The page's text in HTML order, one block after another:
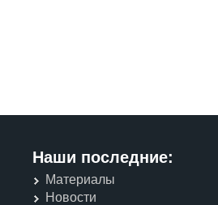
Наши последние:
Материалы
Новости